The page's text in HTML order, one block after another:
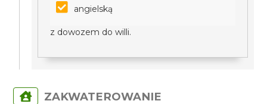
angielską
z dowozem do willi.
ZAKWATEROWANIE